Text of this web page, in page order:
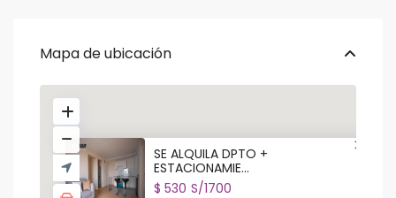
Mapa de ubicación
SE ALQUILA DPTO +
ESTACIONAMIE...
$ 530 S/1700